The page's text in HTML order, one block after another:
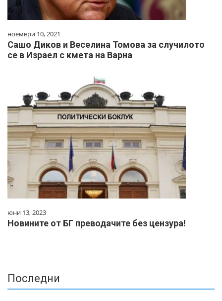
ноември 10, 2021
Сашо Диков и Веселина Томова за случилото
се в Израел с кмета на Варна
юни 13, 2023
Новините от БГ преводачите без цензура!
Последни